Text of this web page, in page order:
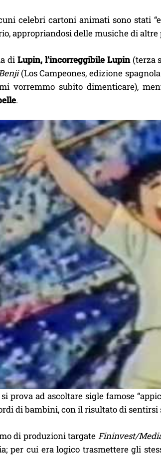
celebri cartoni animati sono stati
appropriandosi delle musiche di
diLupin, l’incorreggibile Lupin(terza
(Los Campeones, edizione
vorremmo subito dimenticare),
.
prova ad ascoltare sigle famose
di bambini, con il risultato di
di produzioni targate Fininvest/
per cui era logico trasmettere gli